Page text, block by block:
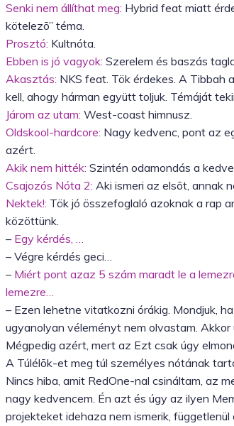
Senki nem állíthat meg: Hybrid feat miatt
kötelezõ” téma.
Prosztó: Kultnóta.
Ebben is jó vagyok: Szerelem és baszás
Akasztás: NKS feat. Tök érdekes. A Tibbah
kell, ahogy hárman együtt toljuk. Témáját
Járom az utam: West-coast himnusz.
Oldskool-hardcore: Nagy kedvenc, pont az
azért.
Akik nem hitték: Szintén odamondás a
Csajozós Nóta 2: Aki ismeri az elsõt, annak
Nektek!: Tök jó összefoglaló azoknak a rap
közöttünk.
– Egy kérdés, …
– Végre kérdés geci…
– Miért pont azaz 5 szám maradt le a
lemezre…
– Ezen lehetne vitatkozni órákig. Mondjuk,
ugyanolyan véleményt nem olvastam.
Mégpedig azért, mert az Ezt csak úgy
A Túlélõk-et meg túl személyes nótának
Nincs hiba, amit RedOne-nal csináltam, az
nagy kedvencem. Én azt és úgy az ilyen
projekteket idehaza nem ismerik,